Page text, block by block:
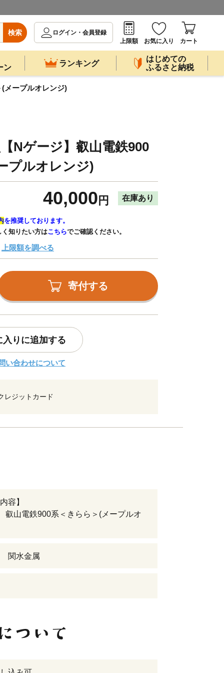
検索
ログイン・会員登録
上限額
お気に入り カート
ン ランキング
はじめての
ふるさと納税
(メープルオレンジ)
Nゲージ】叡山電鉄900
プルオレンジ)
40,000 円 在庫あり
を推奨しております。
知りたい方はこちらでご確認ください。
上限額を調べる
寄付する
入りに追加する
い合わせについて
レジットカード
容】
山電鉄900系＜きらら＞(メープルオ
関水金属